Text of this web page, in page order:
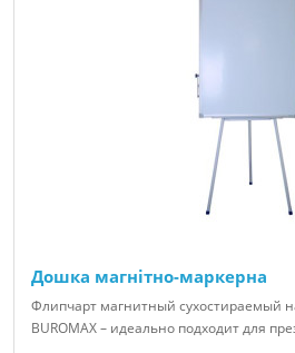
Дошка магнітно-маркерна
Флипчарт магнитный сухостираемый
BUROMAX – идеально подходит для